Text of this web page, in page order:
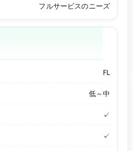
フルサービスのニーズ
FL
低～中
✓
✓